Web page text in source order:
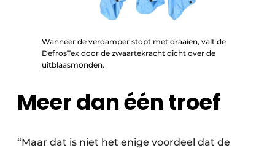
Wanneer de verdamper stopt met draaien, valt de
DefrosTex door de zwaartekracht dicht over de
uitblaasmonden.
Meer dan één troef
“Maar dat is niet het enige voordeel dat de